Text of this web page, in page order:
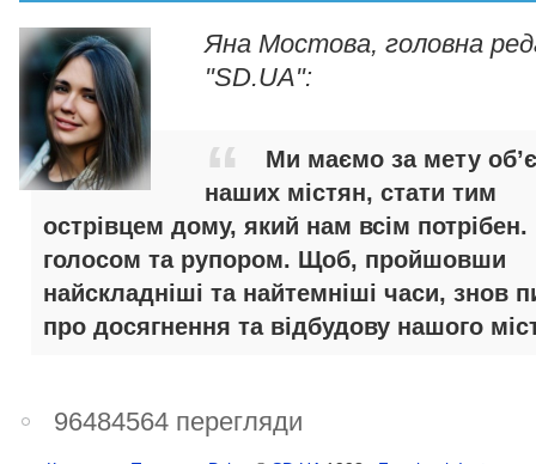
Яна Мостова, головна
"SD.UA":
Ми маємо за мету
наших містян, стати тим
острівцем дому, який нам всім потрібен.
голосом та рупором. Щоб, пройшовши
найскладніші та найтемніші часи, знов
про досягнення та відбудову нашого
96484564 перегляди